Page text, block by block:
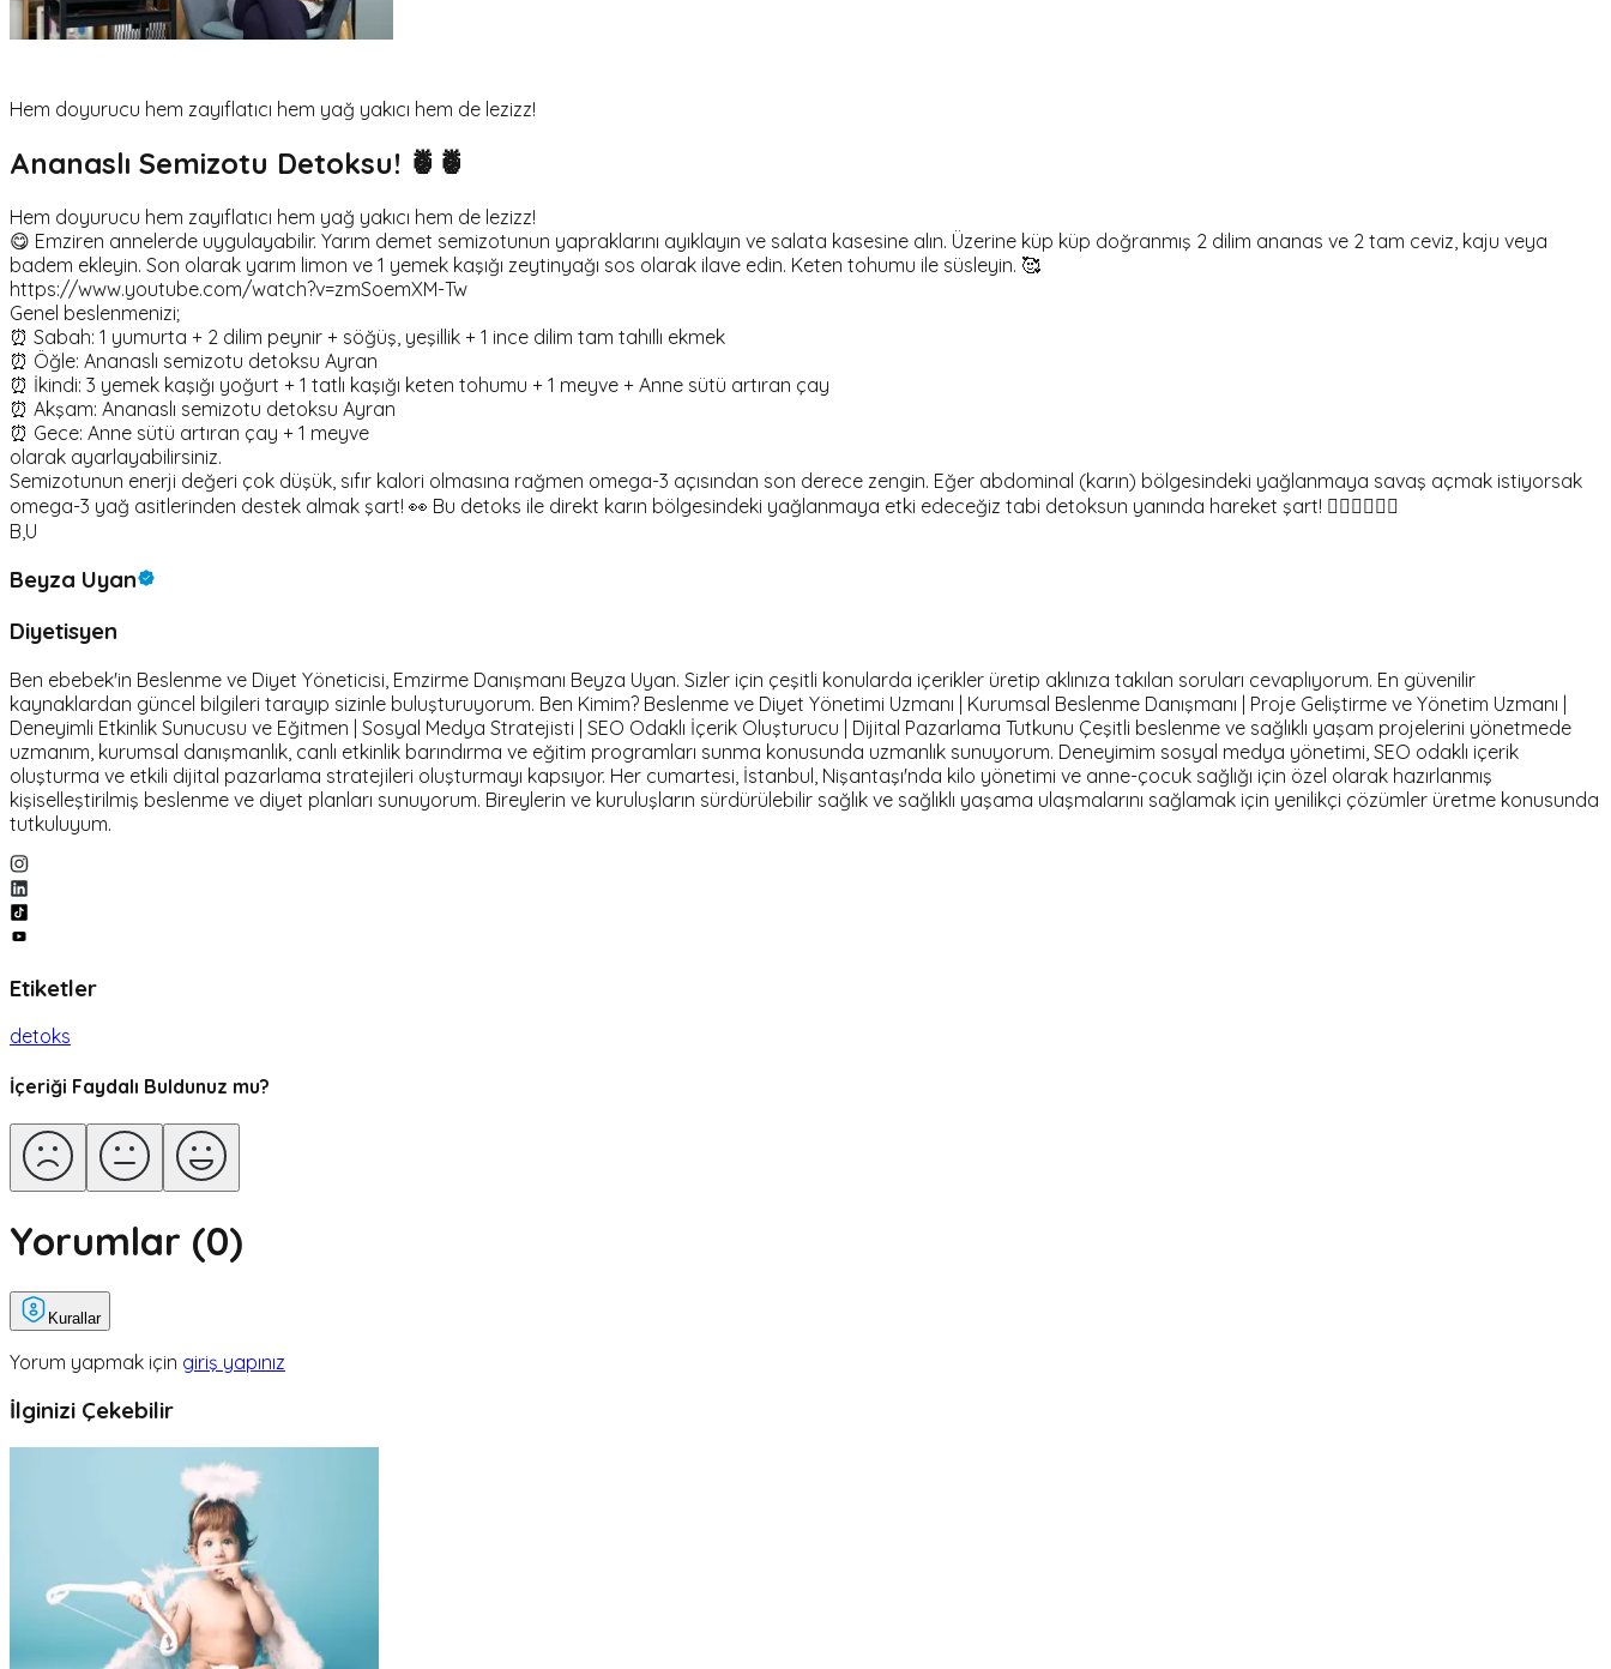
Hem doyurucu hem zayıflatıcı hem yağ yakıcı hem de lezizz!
Ananaslı Semizotu Detoksu! 🍍🍍
Hem doyurucu hem zayıflatıcı hem yağ yakıcı hem de lezizz!
😋 Emziren annelerde uygulayabilir. Yarım demet semizotunun yapraklarını ayıklayın ve salata kasesine alın. Üzerine küp küp doğranmış 2 dilim ananas ve 2 tam ceviz, kaju veya
badem ekleyin. Son olarak yarım limon ve 1 yemek kaşığı zeytinyağı sos olarak ilave edin. Keten tohumu ile süsleyin. 🥰
https://www.youtube.com/watch?v=zmSoemXM-Tw
Genel beslenmenizi;
⏰ Sabah: 1 yumurta + 2 dilim peynir + söğüş, yeşillik + 1 ince dilim tam tahıllı ekmek
⏰ Öğle: Ananaslı semizotu detoksu Ayran
⏰ İkindi: 3 yemek kaşığı yoğurt + 1 tatlı kaşığı keten tohumu + 1 meyve + Anne sütü artıran çay
⏰ Akşam: Ananaslı semizotu detoksu Ayran
⏰ Gece: Anne sütü artıran çay + 1 meyve
olarak ayarlayabilirsiniz.
Semizotunun enerji değeri çok düşük, sıfır kalori olmasına rağmen omega-3 açısından son derece zengin. Eğer abdominal (karın) bölgesindeki yağlanmaya savaş açmak istiyorsak
omega-3 yağ asitlerinden destek almak şart! 👀 Bu detoks ile direkt karın bölgesindeki yağlanmaya etki edeceğiz tabi detoksun yanında hareket şart! 🏃🏻‍♀️🏃🏻‍♀️
B,U
Beyza Uyan
Diyetisyen
Ben ebebek'in Beslenme ve Diyet Yöneticisi, Emzirme Danışmanı Beyza Uyan. Sizler için çeşitli konularda içerikler üretip aklınıza takılan soruları cevaplıyorum. En güvenilir
kaynaklardan güncel bilgileri tarayıp sizinle buluşturuyorum. Ben Kimim? Beslenme ve Diyet Yönetimi Uzmanı | Kurumsal Beslenme Danışmanı | Proje Geliştirme ve Yönetim Uzmanı |
Deneyimli Etkinlik Sunucusu ve Eğitmen | Sosyal Medya Stratejisti | SEO Odaklı İçerik Oluşturucu | Dijital Pazarlama Tutkunu Çeşitli beslenme ve sağlıklı yaşam projelerini yönetmede
uzmanım, kurumsal danışmanlık, canlı etkinlik barındırma ve eğitim programları sunma konusunda uzmanlık sunuyorum. Deneyimim sosyal medya yönetimi, SEO odaklı içerik
oluşturma ve etkili dijital pazarlama stratejileri oluşturmayı kapsıyor. Her cumartesi, İstanbul, Nişantaşı'nda kilo yönetimi ve anne-çocuk sağlığı için özel olarak hazırlanmış
kişiselleştirilmiş beslenme ve diyet planları sunuyorum. Bireylerin ve kuruluşların sürdürülebilir sağlık ve sağlıklı yaşama ulaşmalarını sağlamak için yenilikçi çözümler üretme konusunda
tutkuluyum.
Etiketler
detoks
İçeriği Faydalı Buldunuz mu?
Yorumlar (0)
Kurallar
Yorum yapmak için giriş yapınız
İlginizi Çekebilir